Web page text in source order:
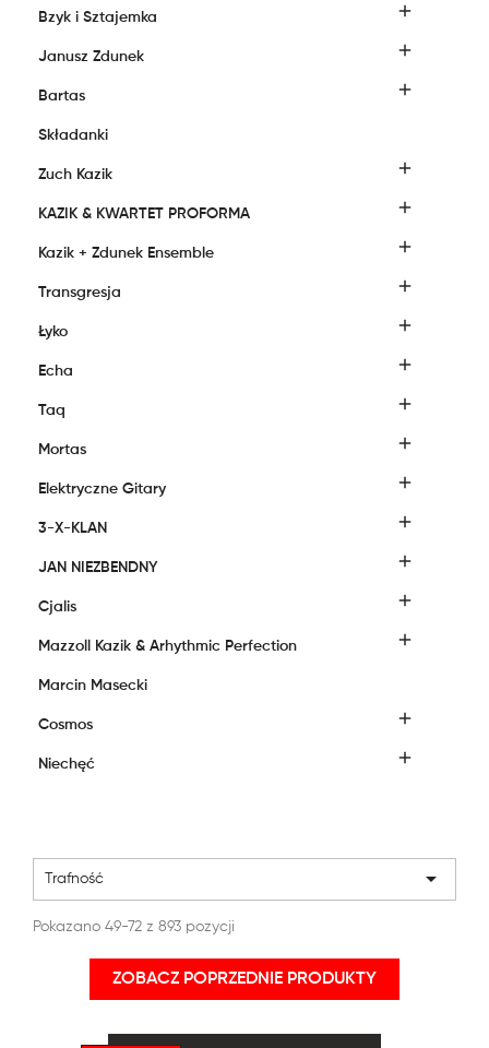
Bzyk i Sztajemka 
Janusz Zdunek 
Bartas 
Składanki
Zuch Kazik 
KAZIK & KWARTET PROFORMA 
Kazik + Zdunek Ensemble 
Transgresja 
Łyko 
Echa 
Taq 
Mortas 
Elektryczne Gitary 
3-X-KLAN 
JAN NIEZBENDNY 
Cjalis 
Mazzoll Kazik & Arhythmic Perfection 
Marcin Masecki
Cosmos 
Niechęć 
Trafność 
Pokazano 49-72 z 893 pozycji
ZOBACZ POPRZEDNIE PRODUKTY